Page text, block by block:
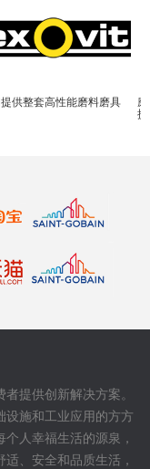
供整套高性能磨料磨具
提供创新解决方案。
设施和工业应用的方方
人幸福生活的源泉，
、安全和品质生活，